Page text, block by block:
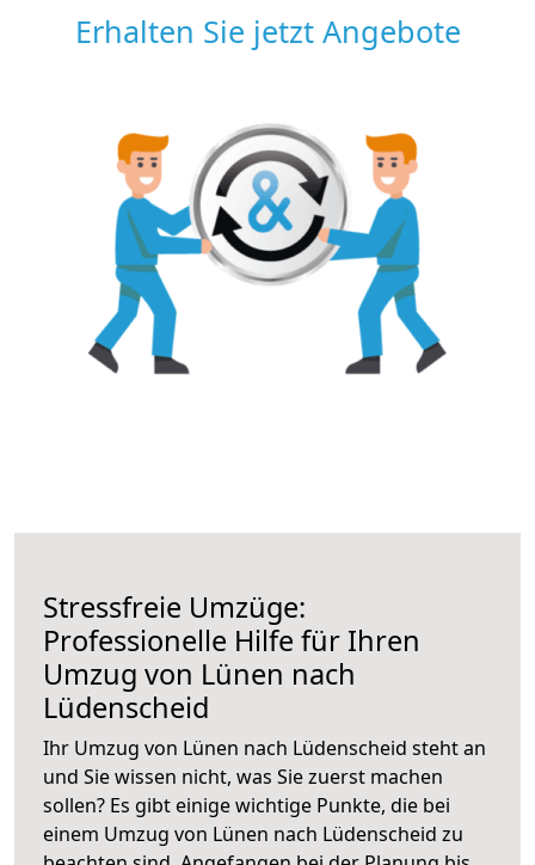
Erhalten Sie jetzt Angebote
Stressfreie Umzüge:
Professionelle Hilfe für Ihren
Umzug von Lünen nach
Lüdenscheid
Ihr Umzug von Lünen nach Lüdenscheid steht an
und Sie wissen nicht, was Sie zuerst machen
sollen? Es gibt einige wichtige Punkte, die bei
einem Umzug von Lünen nach Lüdenscheid zu